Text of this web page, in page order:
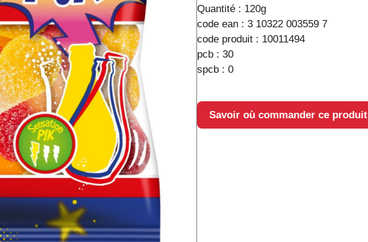
Quantité : 120g
code ean : 3 10322 003559 7
code produit : 10011494
pcb : 30
spcb : 0
Savoir où commander ce produit